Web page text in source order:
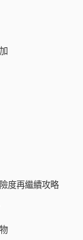
度再繼續攻略